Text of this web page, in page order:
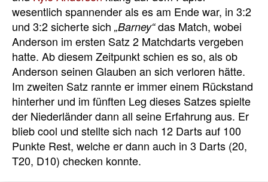
wesentlich spannender als es am Ende war, in 3:2
und 3:2 sicherte sich „Barney“das Match, wobei
Anderson im ersten Satz 2 Matchdarts vergeben
hatte. Ab diesem Zeitpunkt schien es so, als ob
Anderson seinen Glauben an sich verloren hätte.
Im zweiten Satz rannte er immer einem Rückstand
hinterher und im fünften Leg dieses Satzes spielte
der Niederländer dann all seine Erfahrung aus. Er
blieb cool und stellte sich nach 12 Darts auf 100
Punkte Rest, welche er dann auch in 3 Darts (20,
T20, D10) checken konnte.